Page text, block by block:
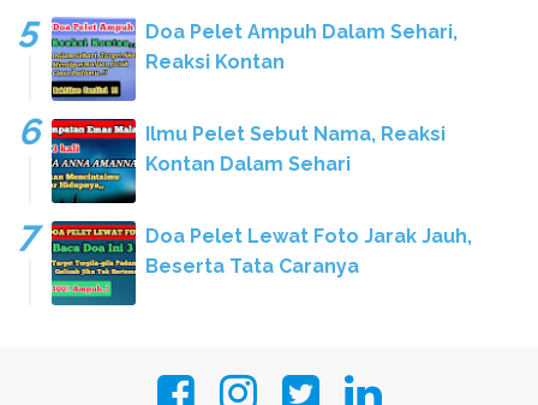
Doa Pelet Ampuh Dalam Sehari,
Reaksi Kontan
Ilmu Pelet Sebut Nama, Reaksi
Kontan Dalam Sehari
Doa Pelet Lewat Foto Jarak Jauh,
Beserta Tata Caranya